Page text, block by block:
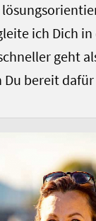
ich Dich in
geht
Du bereit